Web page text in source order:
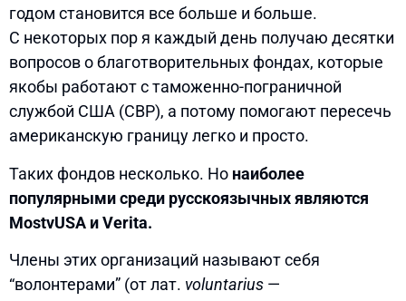
годом становится все больше и больше.
С некоторых пор я каждый день получаю десятки
вопросов о благотворительных фондах, которые
якобы работают с таможенно-пограничной
службой США (CBP), а потому помогают пересечь
американскую границу легко и просто.
Таких фондов несколько. Но наиболее
популярными среди русскоязычных являются
MostvUSA и Verita.
Члены этих организаций называют себя
“волонтерами” (от лат. voluntarius —